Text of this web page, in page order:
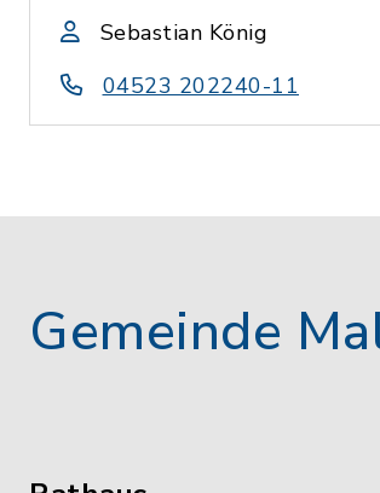
Sebastian König
04523 202240-11
Gemeinde